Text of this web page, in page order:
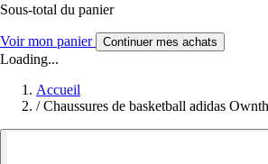
Sous-total du panier
Voir mon panier Continuer mes achats
Loading...
Accueil
/ Chaussures de basketball adidas